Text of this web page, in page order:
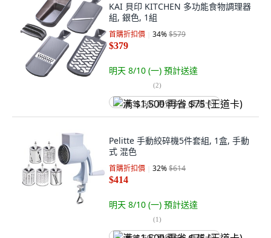
KAI 貝印 KITCHEN 多功能食物調理器
組, 銀色, 1組
首購折扣價 34%$579
$379
明天 8/10 (一) 預計送達
(2)
满 $1,500 再省 $75 (王道卡)
Pelitte 手動絞碎機5件套組, 1盒, 手動
式 混色
首購折扣價 32%$614
$414
明天 8/10 (一) 預計送達
(1)